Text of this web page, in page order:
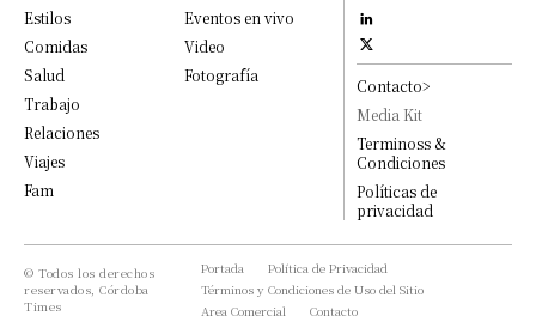
Estilos
Comidas
Salud
Trabajo
Relaciones
Viajes
Fam
Eventos en vivo
Video
Fotografía
Contacto>
Media Kit
Terminoss &
Condiciones
Políticas de
privacidad
© Todos los derechos
reservados, Córdoba
Times
Portada
Política de Privacidad
Términos y Condiciones de Uso del Sitio
Area Comercial
Contacto